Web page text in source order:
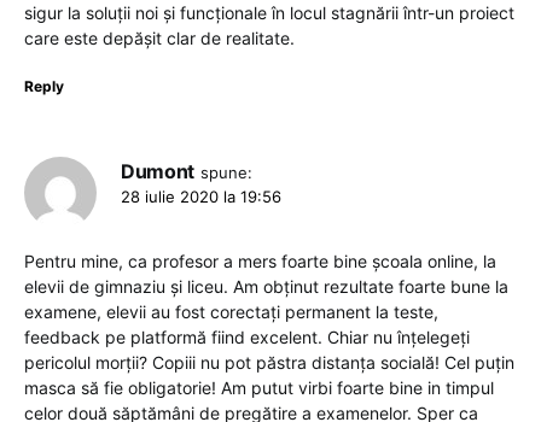
sigur la soluții noi și funcționale în locul stagnării într-un proiect
care este depășit clar de realitate.
Reply
Dumont spune:
28 iulie 2020 la 19:56
Pentru mine, ca profesor a mers foarte bine școala online, la
elevii de gimnaziu și liceu. Am obținut rezultate foarte bune la
examene, elevii au fost corectați permanent la teste,
feedback pe platformă fiind excelent. Chiar nu înțelegeți
pericolul morții? Copiii nu pot păstra distanța socială! Cel puțin
masca să fie obligatorie! Am putut virbi foarte bine in timpul
celor două săptămâni de pregătire a examenelor. Sper ca